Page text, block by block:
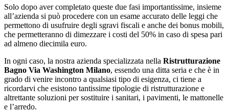
Solo dopo aver completato queste due fasi importantissime, insieme
all’azienda si può procedere con un esame accurato delle leggi che
permettono di usufruire degli sgravi fiscali e anche dei bonus mobili,
che permetteranno di dimezzare i costi del 50% in caso di spesa pari
ad almeno diecimila euro.
In ogni caso, la nostra azienda specializzata nella Ristrutturazione
Bagno Via Washington Milano, essendo una ditta seria e che è in
grado di venire incontro a qualsiasi tipo di esigenza, ci tiene a
ricordarvi che esistono tantissime tipologie di ristrutturazione e
altrettante soluzioni per sostituire i sanitari, i pavimenti, le mattonelle
e l’arredo.